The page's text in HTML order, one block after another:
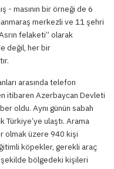
- masının bir örneği de 6
merkezli ve 11 şehri
felaketi” olarak
değil, her bir
arasında telefon
itibaren Azerbaycan Devleti
oldu. Aynı günün sabah
Türkiye’ye ulaştı. Arama
olmak üzere 940 kişi
köpekler, gerekli araç
bölgedeki kişileri